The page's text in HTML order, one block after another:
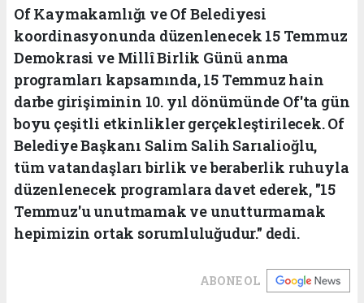
Of Kaymakamlığı ve Of Belediyesi
koordinasyonunda düzenlenecek 15 Temmuz
Demokrasi ve Millî Birlik Günü anma
programları kapsamında, 15 Temmuz hain
darbe girişiminin 10. yıl dönümünde Of'ta gün
boyu çeşitli etkinlikler gerçekleştirilecek. Of
Belediye Başkanı Salim Salih Sarıalioğlu,
tüm vatandaşları birlik ve beraberlik ruhuyla
düzenlenecek programlara davet ederek, "15
Temmuz'u unutmamak ve unutturmamak
hepimizin ortak sorumluluğudur." dedi.
ABONE OL